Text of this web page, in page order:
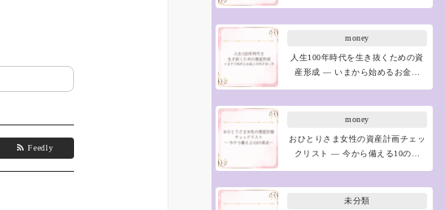
Feedly
money
人生100年時代を生き抜くための資
産形成 ― いまから始めるお金…
money
おひとりさま女性の資産計画チェッ
クリスト ― 今から備える10の…
未分類